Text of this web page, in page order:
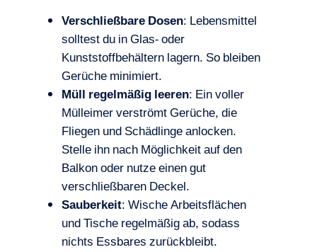
Verschließbare Dosen: Lebensmittel
solltest du in Glas- oder
Kunststoffbehältern lagern. So bleiben
Gerüche minimiert.
Müll regelmäßig leeren: Ein voller
Mülleimer verströmt Gerüche, die
Fliegen und Schädlinge anlocken.
Stelle ihn nach Möglichkeit auf den
Balkon oder nutze einen gut
verschließbaren Deckel.
Sauberkeit: Wische Arbeitsflächen
und Tische regelmäßig ab, sodass
nichts Essbares zurückbleibt.